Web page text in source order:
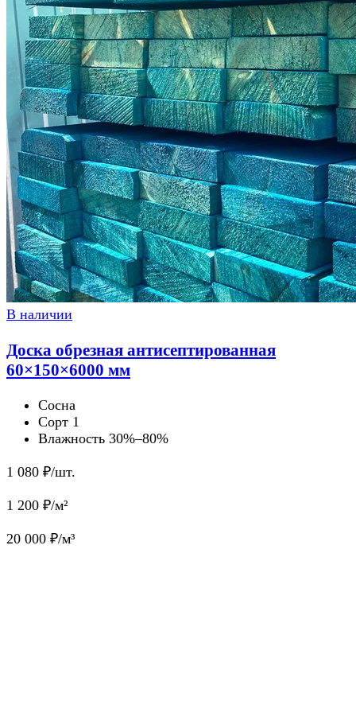
В наличии
Доска обрезная антисептированная
60×150×6000 мм
Сосна
Сорт 1
Влажность 30%–80%
1 080 ₽/шт.
1 200 ₽/м²
20 000 ₽/м³